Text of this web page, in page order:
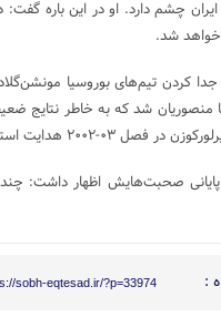
کردن تیم‌های بوروسیا
شد که به خاطر نتایج
هدایت استقلال را برعهده داشته است.
صحبت‌هایش اظهار داشت: چند
:
sobh-eqtesad.ir/?p=33974